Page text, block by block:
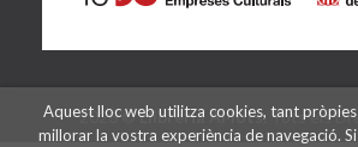
2026 ©Llibreria Al·lots. Tots els
Aquest lloc web utilitza cookies, tant
millorar la vostra experiència de navegació.